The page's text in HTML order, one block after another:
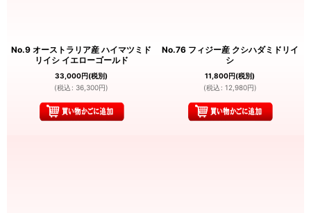
No.9 オーストラリア産 ハイマツミド
リイシ イエローゴールド
33,000円(税別)
(税込 : 36,300円)
No.76 フィジー産 クシハダミドリイ
シ
11,800円(税別)
(税込 : 12,980円)